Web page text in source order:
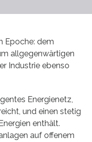
Epoche: dem
allgegenwärtigen
Industrie ebenso
Energienetz,
und einen stetig
enthält.
auf offenem